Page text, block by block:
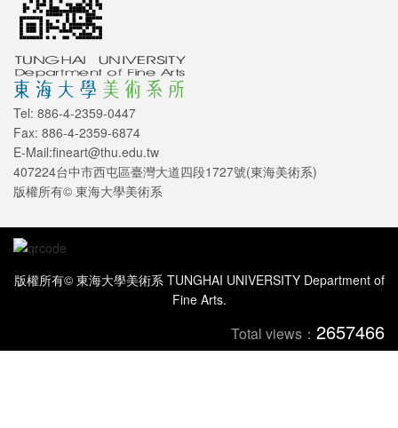
Tel: 886-4-2359-0447
Fax: 886-4-2359-6874
E-Mail:fineart@thu.edu.tw
407224台中市西屯區臺灣大道四段1727號(東海美術系)
版權所有© 東海大學美術系
版權所有© 東海大學美術系 TUNGHAI UNIVERSITY Department of
Fine Arts.
Total views： 2657466